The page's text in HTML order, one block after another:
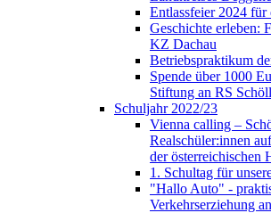
Entlassfeier 2024 für
Geschichte erleben:
KZ Dachau
Betriebspraktikum
Spende über 1000
Stiftung an RS
Schuljahr 2022/23
Vienna calling –
Realschüler:innen
der österreichischen
1. Schultag für
"Hallo Auto" -
Verkehrserziehung